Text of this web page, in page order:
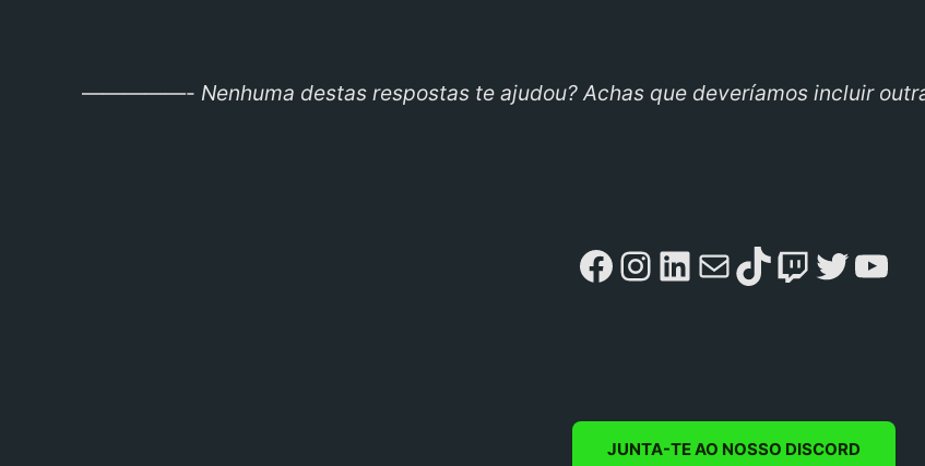
—————- Nenhuma destas respostas te ajudou? Achas que deveríamos incluir
Facebook
Instagram
LinkedIn
MailTikTok
Twitch
Twitter
JUNTA-TE AO NOSSO DISCORD